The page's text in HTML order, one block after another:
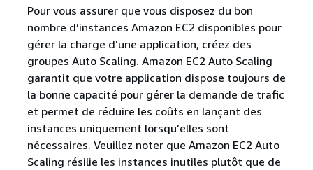
Pour vous assurer que vous disposez du bon
nombre d’instances Amazon EC2 disponibles pour
gérer la charge d’une application, créez des
groupes Auto Scaling. Amazon EC2 Auto Scaling
garantit que votre application dispose toujours de
la bonne capacité pour gérer la demande de trafic
et permet de réduire les coûts en lançant des
instances uniquement lorsqu’elles sont
nécessaires. Veuillez noter que Amazon EC2 Auto
Scaling résilie les instances inutiles plutôt que de